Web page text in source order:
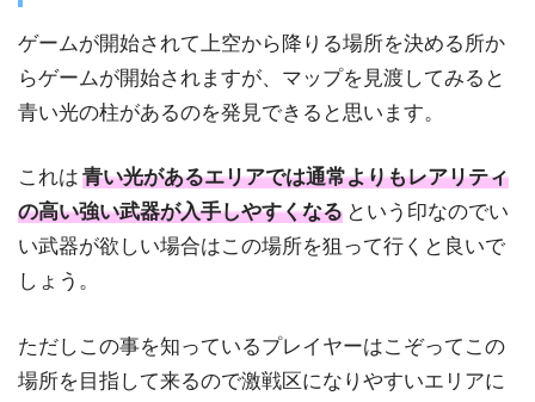
ゲームが開始されて上空から降りる場所を決める所か
らゲームが開始されますが、マップを見渡してみると
青い光の柱があるのを発見できると思います。
これは 青い光があるエリアでは通常よりもレアリティ
の高い強い武器が入手しやすくなる という印なのでい
い武器が欲しい場合はこの場所を狙って行くと良いで
しょう。
ただしこの事を知っているプレイヤーはこぞってこの
場所を目指して来るので激戦区になりやすいエリアに